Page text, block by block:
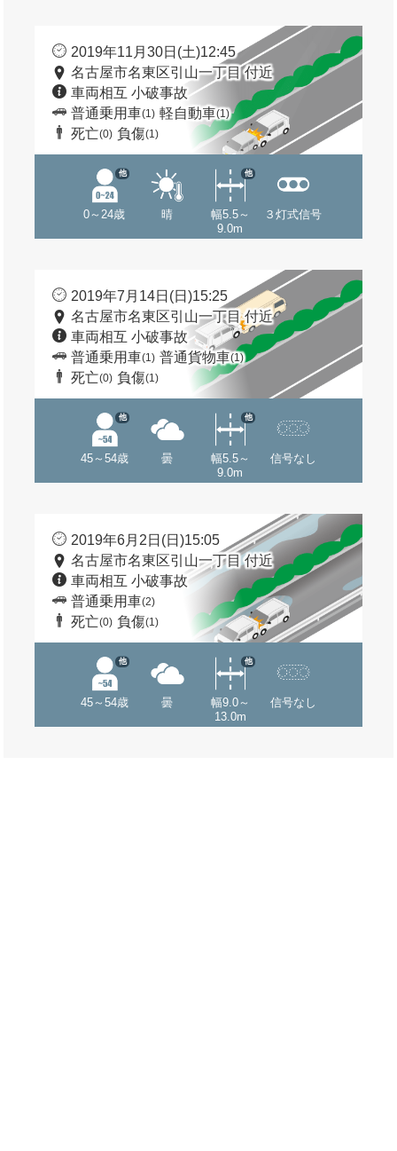
2019年11月30日(土)12:45
名古屋市名東区引山一丁目 付近
車両相互 小破事故
普通乗用車(1) 軽自動車(1)
死亡(0) 負傷(1)
0～24歳
他
晴
幅5.5～
9.0m
他
３灯式信号
2019年7月14日(日)15:25
名古屋市名東区引山一丁目 付近
車両相互 小破事故
普通乗用車(1) 普通貨物車(1)
死亡(0) 負傷(1)
45～54歳
他
曇
幅5.5～
9.0m
他
信号なし
2019年6月2日(日)15:05
名古屋市名東区引山一丁目 付近
車両相互 小破事故
普通乗用車(2)
死亡(0) 負傷(1)
45～54歳
他
曇
幅9.0～
13.0m
他
信号なし